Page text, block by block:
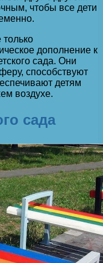
чтобы все дети
дополнение к
сада. Они
способствуют
детям
воздухе.
сада